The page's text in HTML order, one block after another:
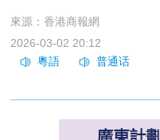
來源：香港商報網
2026-03-02 20:12